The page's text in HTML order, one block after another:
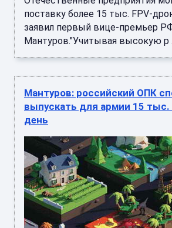
поставку более 15 тыс. FPV-
заявил первый вице-премьер
Мантуров."Учитывая высокую р
Мантуров: российский ОПК
выпускать для армии 15 тыс.
день